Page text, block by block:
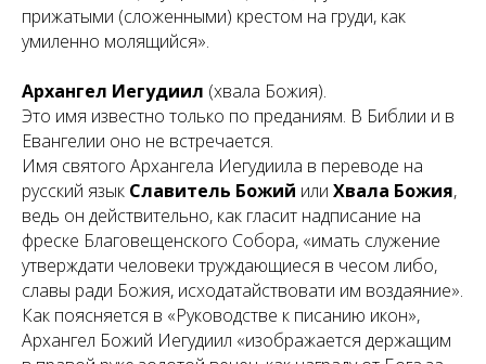
прижатыми (сложенными) крестом на груди, как
умиленно молящийся».
Архангел Иегудиил (хвала Божия).
Это имя известно только по преданиям. В Библии и в
Евангелии оно не встречается.
Имя святого Архангела Иегудиила в переводе на
русский язык Славитель Божий или Хвала Божия,
ведь он действительно, как гласит надписание на
фреске Благовещенского Собора, «имать служение
утверждати человеки труждающиеся в чесом либо,
славы ради Божия, исходатайствовати им воздаяние».
Как поясняется в «Руководстве к писанию икон»,
Архангел Божий Иегудиил «изображается держащим